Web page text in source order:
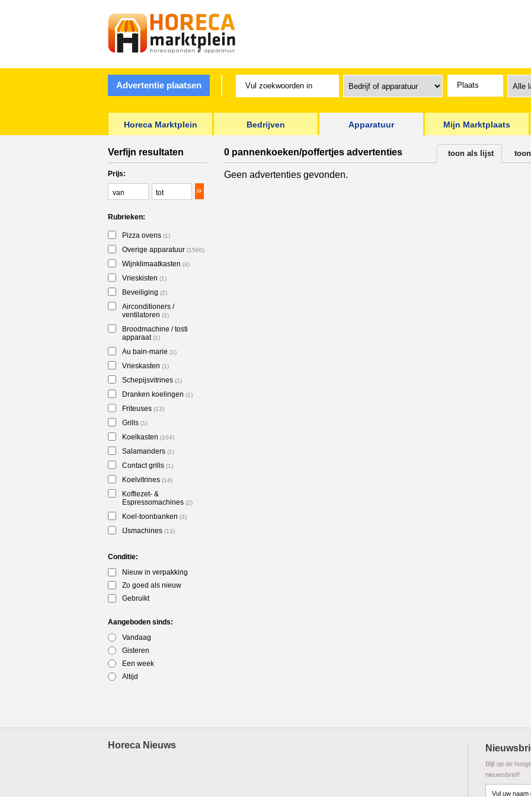
Advertentie plaatsen
Horeca Marktplein Bedrijven Apparatuur Mijn Marktplaats
Verfijn resultaten
Prijs:
Rubrieken:
Pizza ovens (1)
Overige apparatuur (1560)
Wijnklimaatkasten (4)
Vrieskisten (1)
Beveiliging (2)
Airconditioners /
ventilatoren (2)
Broodmachine / tosti
apparaat(1)
Au bain-marie (1)
Vrieskasten (1)
Schepijsvitrines (1)
Dranken koelingen (1)
Friteuses (13)
Grills (1)
Koelkasten (104)
Salamanders (1)
Contact grills (1)
Koelvitrines (14)
Koffiezet- &
Espressomachines (2)
Koel-toonbanken (3)
IJsmachines (13)
Conditie:
Nieuw in verpakking
Zo goed als nieuw
Gebruikt
Aangeboden sinds:
Vandaag
Gisteren
Een week
Altijd
0 pannenkoeken/poffertjes advertenties toon als lijst
Geen advertenties gevonden.
Horeca Nieuws
Blijf op de
nieuwsbrief!